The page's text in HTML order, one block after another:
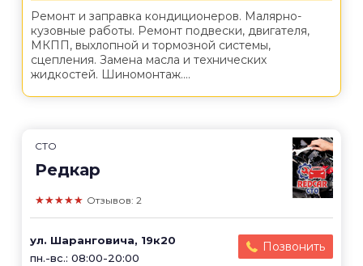
Ремонт и заправка кондиционеров. Малярно-
кузовные работы. Ремонт подвески, двигателя,
МКПП, выхлопной и тормозной системы,
сцепления. Замена масла и технических
жидкостей. Шиномонтаж....
СТО
Редкар
★★★★★ Отзывов: 2
ул. Шаранговича, 19к20
пн.-вс.: 08:00-20:00
Позвонить